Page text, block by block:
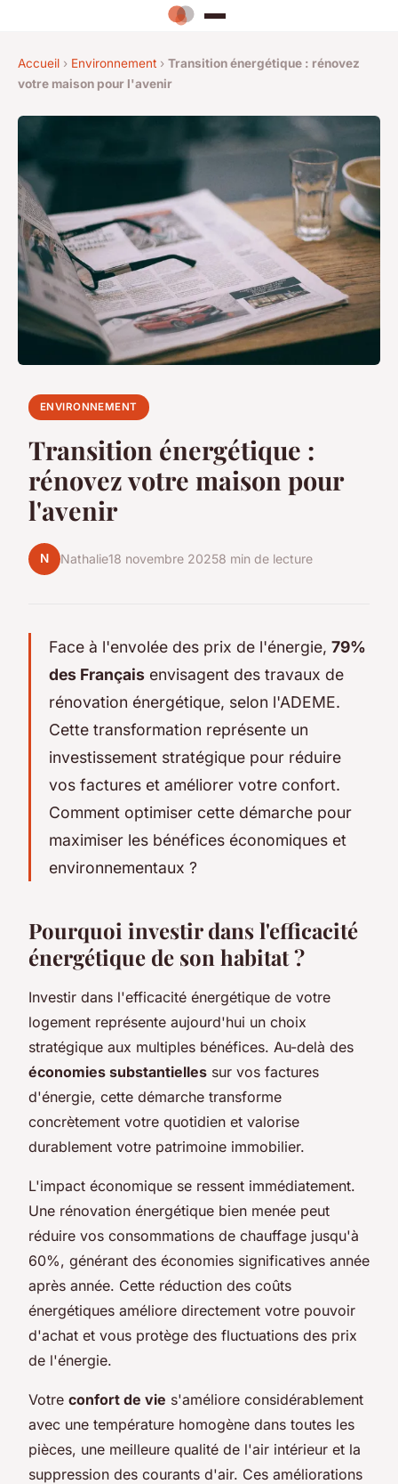
Accueil › Environnement › Transition énergétique : rénovez
votre maison pour l'avenir
ENVIRONNEMENT
Transition énergétique :
rénovez votre maison pour
l'avenir
N Nathalie18 novembre 20258 min de lecture
Face à l'envolée des prix de l'énergie, 79%
des Français envisagent des travaux de
rénovation énergétique, selon l'ADEME.
Cette transformation représente un
investissement stratégique pour réduire
vos factures et améliorer votre confort.
Comment optimiser cette démarche pour
maximiser les bénéfices économiques et
environnementaux ?
Pourquoi investir dans l'efficacité
énergétique de son habitat ?
Investir dans l'efficacité énergétique de votre
logement représente aujourd'hui un choix
stratégique aux multiples bénéfices. Au-delà des
économies substantielles sur vos factures
d'énergie, cette démarche transforme
concrètement votre quotidien et valorise
durablement votre patrimoine immobilier.
L'impact économique se ressent immédiatement.
Une rénovation énergétique bien menée peut
réduire vos consommations de chauffage jusqu'à
60%, générant des économies significatives année
après année. Cette réduction des coûts
énergétiques améliore directement votre pouvoir
d'achat et vous protège des fluctuations des prix
de l'énergie.
Votre confort de vie s'améliore considérablement
avec une température homogène dans toutes les
pièces, une meilleure qualité de l'air intérieur et la
suppression des courants d'air. Ces améliorations